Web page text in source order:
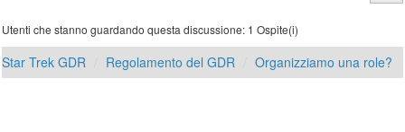
Utenti che stanno guardando questa discussione: 1 Ospite(i)
Star Trek GDR Regolamento del GDR Organizziamo una role?